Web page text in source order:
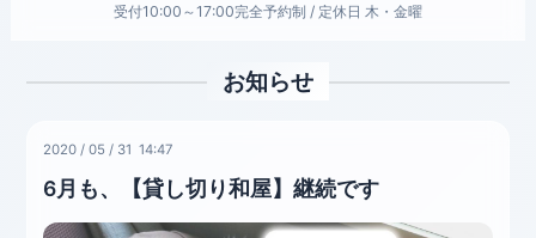
受付10:00～17:00完全予約制 / 定休日 木・金曜
お知らせ
2020 /05 / 31 14:47
6月も、【貸し切り和屋】継続です